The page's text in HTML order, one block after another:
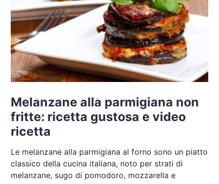
Melanzane alla parmigiana non
fritte: ricetta gustosa e video
ricetta
Le melanzane alla parmigiana al forno sono un piatto
classico della cucina italiana, noto per strati di
melanzane, sugo di pomodoro, mozzarella e